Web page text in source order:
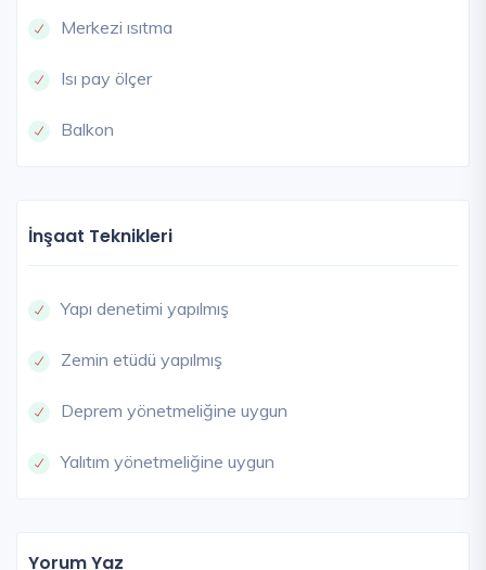
Merkezi ısıtma
Isı pay ölçer
Balkon
İnşaat Teknikleri
Yapı denetimi yapılmış
Zemin etüdü yapılmış
Deprem yönetmeliğine uygun
Yalıtım yönetmeliğine uygun
Yorum Yaz